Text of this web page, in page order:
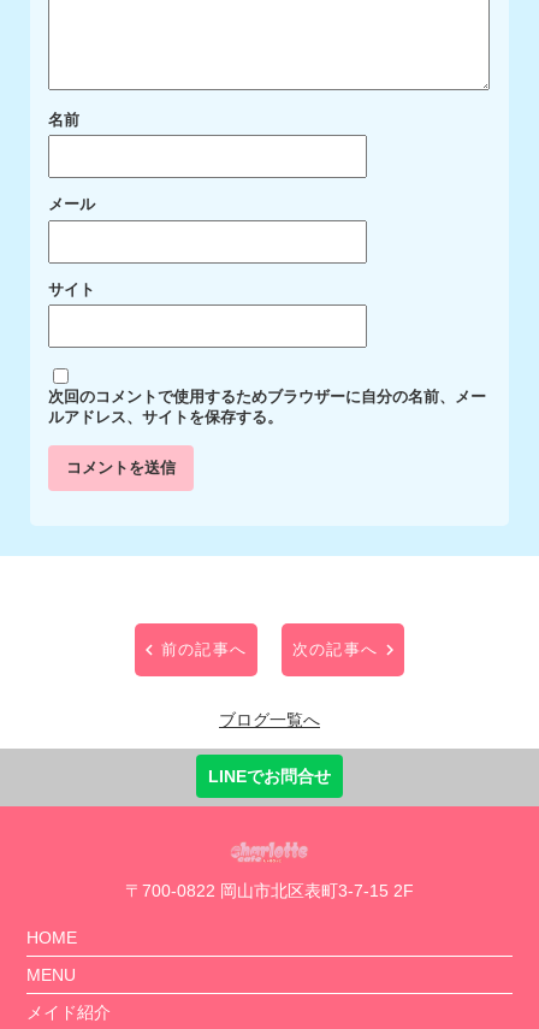
名前
メール
サイト
次回のコメントで使用するためブラウザーに自分の名前、メー
ルアドレス、サイトを保存する。
前の記事へ 次の記事へ
ブログ一覧へ
LINEでお問合せ
〒700-0822 岡山市北区表町3-7-15 2F
HOME
MENU
メイド紹介